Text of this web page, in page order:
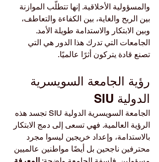
والمسؤولية الأخلاقية. إنها تتطلّب الموازنة
بين الربح والغاية، بين الكفاءة والتعاطف،
وبين الابتكار والاستدامة طويلة الأمد.
الجامعات التي تدرك هذا الدور هي التي
تصنع قادة يتركون أثرًا عالميًا.
رؤية الجامعة السويسرية
الدولية SIU
الجامعة السويسرية الدولية SIU تجسد هذه
الرؤية العالمية. فهي تسعى إلى دمج الابتكار
بالاستدامة، وإعداد خريجين ليسوا مجرد
محترفين ناجحين بل أيضًا مواطنين عالميين